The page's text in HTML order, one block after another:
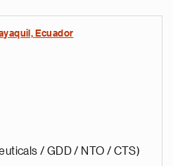
Ecuador
/ GDD / NTO / CTS)